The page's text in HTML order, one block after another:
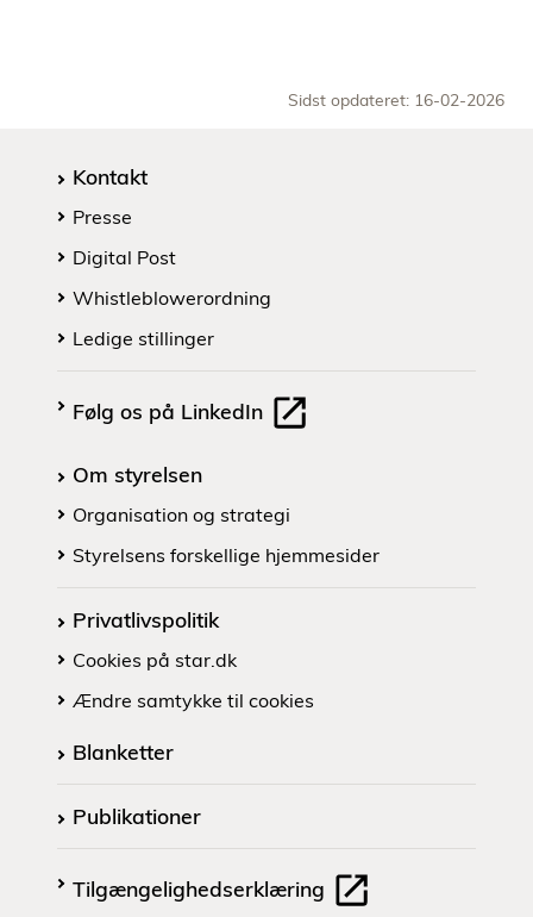
Sidst opdateret: 16-02-2026
Kontakt
Presse
Digital Post
Whistleblowerordning
Ledige stillinger
Følg os på LinkedIn
Om styrelsen
Organisation og strategi
Styrelsens forskellige hjemmesider
Privatlivspolitik
Cookies på star.dk
Ændre samtykke til cookies
Blanketter
Publikationer
Tilgængelighedserklæring